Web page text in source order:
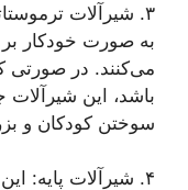
۳. شیرآلات
به صورت خودکار
می‌کنند. در صورتی
باشد، این شیرآلات
سوختن کودکان و
۴. شیرآلات پایه: